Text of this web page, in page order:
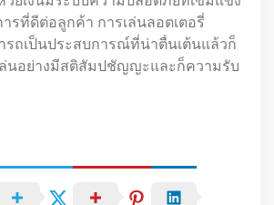
รที่ดีต่อลูกค้า การเล่นลอตเตอรี่
รถเป็นประสบการณ์ที่น่าตื่นเต้นแล้วก็
ล่นอย่างมีสติสัมปชัญญะและก็ความรับ